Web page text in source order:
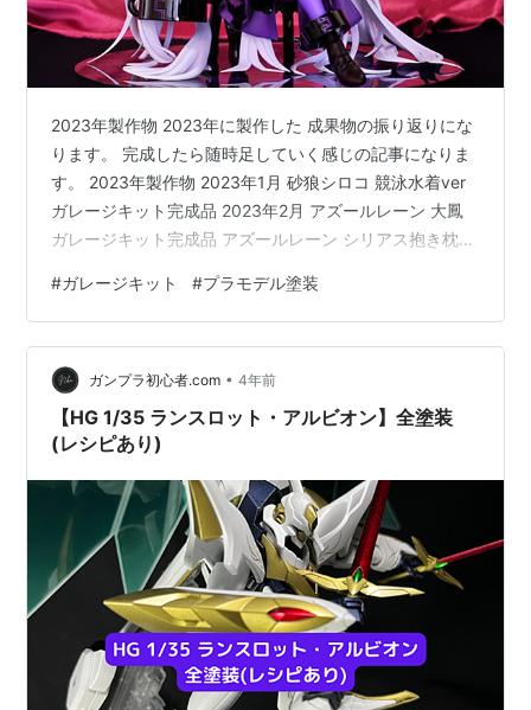
2023年製作物 2023年に製作した 成果物の振り返りにな
ります。 完成したら随時足していく感じの記事になりま
す。 2023年製作物 2023年1月 砂狼シロコ 競泳水着ver
ガレージキット完成品 2023年2月 アズールレーン 大鳳
ガレージキット完成品 アズールレーン シリアス抱き枕
ニーリノ ガレージキット完成品 2023年4月 Ｌａｐｌｕ
ｓＤａｒｋｎｅｓｓ ガレージキット完成品 2023年5月
アズールレーン チェシャー ガレージキット完成品 ＦＭ
ＧＵＮＤ－ＡＲＭ ＡＥＲＩＡＬ 2023年6月 セーラーマ
ーキュリー 2…
#ガレージキット #プラモデル塗装
ガンプラ初心者.com • 4年前
【HG 1/35 ランスロット・アルビオン】全塗装
(レシピあり)